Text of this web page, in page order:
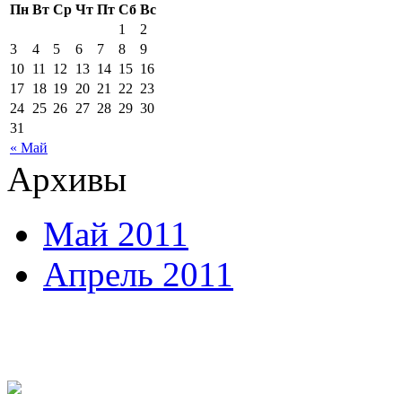
Пн Вт Ср Чт Пт Сб Вс
« Май
1
2
3
4 5 6 7 8
9
10 11 12 13 14 15 16
17 18 19 20 21 22 23
24 25 26 27 28 29 30
31
Архивы
Май 2011
Апрель 2011